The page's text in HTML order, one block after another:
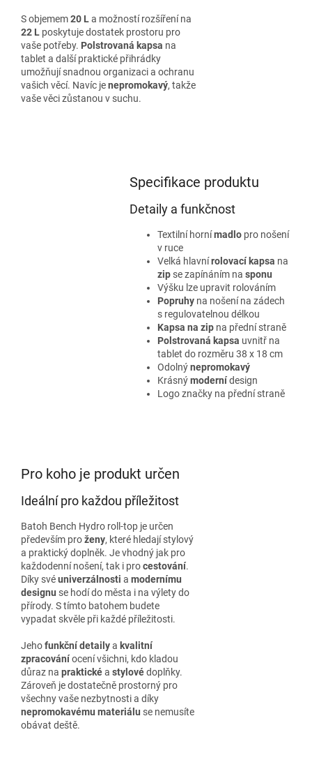
S objemem20 La možností rozšíření na
22 L poskytuje dostatek prostoru pro
vaše potřeby. Polstrovaná kapsa na
tablet a další praktické přihrádky
umožňují snadnou organizaci a ochranu
vašich věcí. Navíc jenepromokavý, takže
vaše věci zůstanou v suchu.
Specifikace produktu
Detaily a funkčnost
Textilní hornímadlopro nošení
v ruce
Velká hlavnírolovací kapsa na
zipse zapínáním na sponu
Výšku lze upravit rolováním
Popruhyna nošení na zádech
s regulovatelnou délkou
Kapsa na zipna přední straně
Polstrovaná kapsa uvnitř na
tablet do rozměru 38 x 18 cm
Odolnýnepromokavý
Krásnýmodernídesign
Logo značky na přední straně
Pro koho je produkt určen
Ideální pro každou příležitost
Batoh Bench Hydro roll-top je určen
především proženy, které hledají stylový
a praktický doplněk. Je vhodný jak pro
každodenní nošení, tak i procestování.
Díky svéuniverzálnosti a modernímu
designu se hodí do města i na výlety do
přírody. S tímto batohem budete
vypadat skvěle při každé příležitosti.
Jehofunkční detailya kvalitní
zpracováníocení všichni, kdo kladou
důraz na praktickéa stylovédoplňky.
Zároveň je dostatečně prostorný pro
všechny vaše nezbytnosti a díky
nepromokavému materiálu se nemusíte
obávat deště.